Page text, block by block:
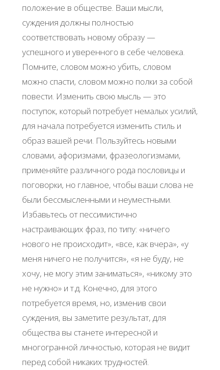
положение в обществе. Ваши мысли,
суждения должны полностью
соответствовать новому образу —
успешного и уверенного в себе человека.
Помните, словом можно убить, словом
можно спасти, словом можно полки за собой
повести. Изменить свою мысль — это
поступок, который потребует немалых усилий,
для начала потребуется изменить стиль и
образ вашей речи. Пользуйтесь новыми
словами, афоризмами, фразеологизмами,
применяйте различного рода пословицы и
поговорки, но главное, чтобы ваши слова не
были бессмысленными и неуместными.
Избавьтесь от пессимистично
настраивающих фраз, по типу: «ничего
нового не происходит», «все, как вчера», «у
меня ничего не получится», «я не буду, не
хочу, не могу этим заниматься», «никому это
не нужно» и т.д. Конечно, для этого
потребуется время, но, изменив свои
суждения, вы заметите результат, для
общества вы станете интересной и
многогранной личностью, которая не видит
перед собой никаких трудностей.